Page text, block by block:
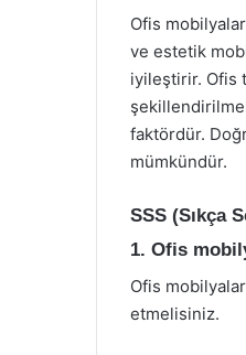
Ofis
ve estetik
iyileştirir. Ofis
faktördür.
mümkündür.
SSS (Sıkça
1. Ofis
Ofis
etmelisiniz.